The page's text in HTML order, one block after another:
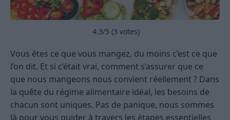
4.3/5 (3 votes)
Vous êtes ce que vous mangez, du moins c’est ce que
l’on dit. Et si c’était vrai, comment s’assurer que ce
que nous mangeons nous convient réellement ? Dans
la quête du régime alimentaire idéal, les besoins de
chacun sont uniques. Pas de panique, nous sommes
là pour vous guider à travers les étapes essentielles